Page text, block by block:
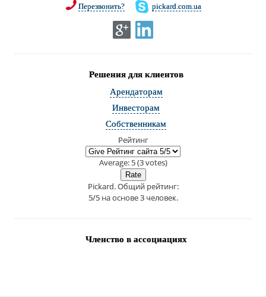
Перезвонить? pickard.com.ua
Решения для клиентов
Арендаторам
Инвесторам
Собственникам
Рейтинг
Average:5(3votes)
Pickard. Общий рейтинг:
5/5на основе3человек.
Членство в ассоциациях